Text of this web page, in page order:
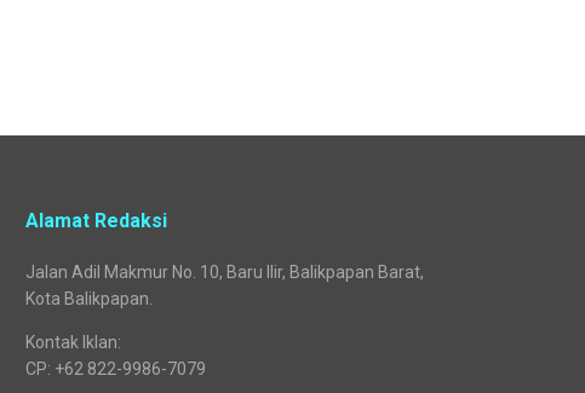
Alamat Redaksi
Jalan Adil Makmur No. 10, Baru Ilir, Balikpapan Barat,
Kota Balikpapan.
Kontak Iklan:
CP: +62 822-9986-7079